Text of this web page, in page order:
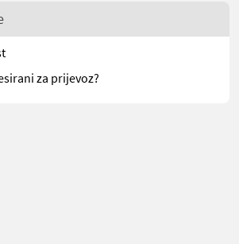
za prijevoz?